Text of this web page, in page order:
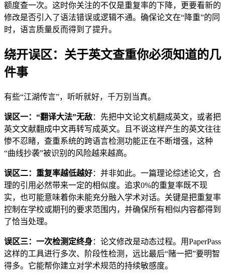
额度查一次。这时你关注的不仅是重复率的下降，更要看新的
修改是否引入了语法错误或逻辑不通。确保论文在“降重”的同
时，语言质量反而得到了提升。
绕开误区：关于英文查重你必须知道的几
件事
有些“江湖传言”，听听就好，千万别当真。
误区一：“翻译大法”无敌：先把中文论文机翻成英文，或者把
英文文献翻成中文再转写成英文。且不说这样产生的英文往往
惨不忍睹，查重系统的跨语言检测功能正在不断增强，这种
“曲线抄袭”被识别的风险越来越高。
误区二：重复率越低越好：并非如此。一篇理论综述论文，合
理的引用必然带来一定的相似度。追求0%的重复率既不现
实，也可能意味着你未能充分融入学术对话。关键是把重复率
控制在学校或期刊的要求范围内，并确保所有相似内容都得到
了恰当处理。
误区三：一次检测定终身：论文修改是动态过程。用PaperPass
这样的工具进行多次、阶段性检测，远比最后“赌一把”要明智
得多。它能帮你建立对学术规范的持续敏感度。